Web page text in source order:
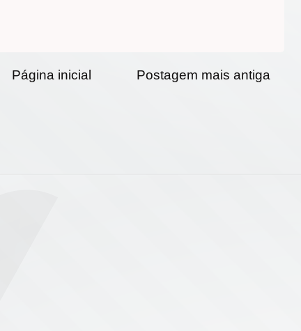
Postagem mais antiga
Página inicial